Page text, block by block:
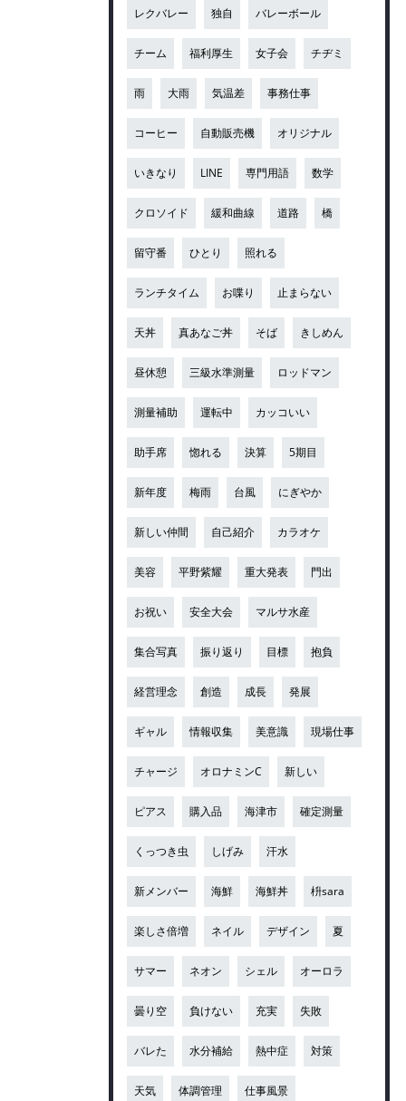
レクバレー 独自 バレーボール
チーム 福利厚生 女子会 チヂミ
雨 大雨 気温差 事務仕事
コーヒー 自動販売機 オリジナル
いきなり LINE 専門用語 数学
クロソイド 緩和曲線 道路 橋
留守番 ひとり 照れる
ランチタイム お喋り 止まらない
天丼 真あなご丼 そば きしめん
昼休憩 三級水準測量 ロッドマン
測量補助 運転中 カッコいい
助手席 惚れる 決算 5期目
新年度 梅雨 台風 にぎやか
新しい仲間 自己紹介 カラオケ
美容 平野紫耀 重大発表 門出
お祝い 安全大会 マルサ水産
集合写真 振り返り 目標 抱負
経営理念 創造 成長 発展
ギャル 情報収集 美意識 現場仕事
チャージ オロナミンC 新しい
ピアス 購入品 海津市 確定測量
くっつき虫 しげみ 汗水
新メンバー 海鮮 海鮮丼 枡sara
楽しさ倍増 ネイル デザイン 夏
サマー ネオン シェル オーロラ
曇り空 負けない 充実 失敗
バレた 水分補給 熱中症 対策
天気 体調管理 仕事風景